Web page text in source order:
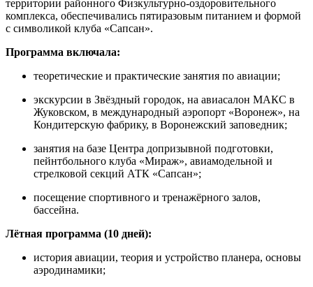
территории районного Физкультурно-оздоровительного
комплекса, обеспечивались пятиразовым питанием и формой
с символикой клуба «Сапсан».
Программа включала:
теоретические и практические занятия по авиации;
экскурсии в Звёздный городок, на авиасалон МАКС в
Жуковском, в международный аэропорт «Воронеж», на
Кондитерскую фабрику, в Воронежский заповедник;
занятия на базе Центра допризывной подготовки,
пейнтбольного клуба «Мираж», авиамодельной и
стрелковой секций АТК «Сапсан»;
посещение спортивного и тренажёрного залов,
бассейна.
Лётная программа (10 дней):
история авиации, теория и устройство планера, основы
аэродинамики;